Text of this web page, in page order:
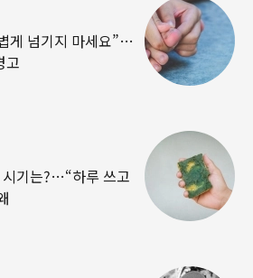
게 넘기지 마세요”…
고
기는?…“하루 쓰고